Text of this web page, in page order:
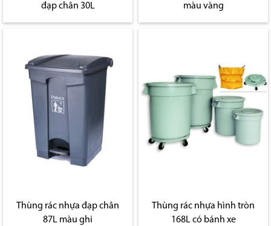
đạp chân 30L màu vàng
Thùng rác nhựa đạp chân
87L màu ghi
Thùng rác nhựa hình tròn
168L có bánh xe